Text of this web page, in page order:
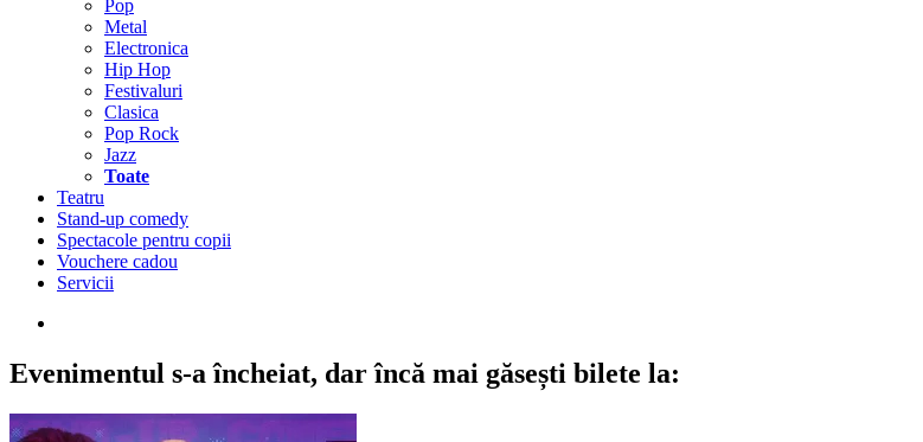
Pop
Metal
Electronica
Hip Hop
Festivaluri
Clasica
Pop Rock
Jazz
Toate
Teatru
Stand-up comedy
Spectacole pentru copii
Vouchere cadou
Servicii
Evenimentul s-a încheiat, dar încă mai găsești bilete la: